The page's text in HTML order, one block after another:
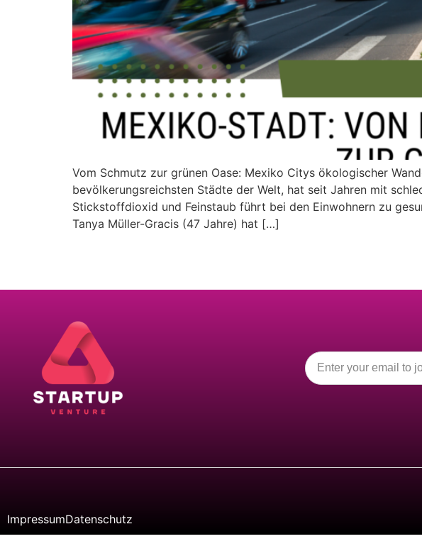
Vom Schmutz zur grünen Oase: Mexiko Citys ökologischer
bevölkerungsreichsten Städte der Welt, hat seit Jahren mit
Stickstoffdioxid und Feinstaub führt bei den Einwohnern zu
Tanya Müller-Gracis (47 Jahre) hat […]
ImpressumDatenschutz